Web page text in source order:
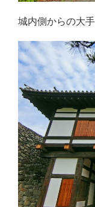
城内側からの大手